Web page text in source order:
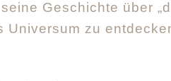
Geschichte über
Universum zu